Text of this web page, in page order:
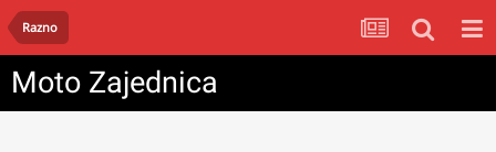
Razno
Moto Zajednica